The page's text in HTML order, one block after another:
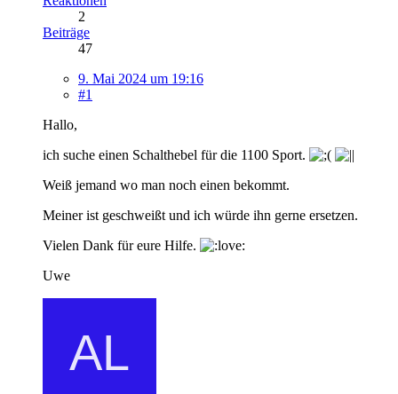
2
Beiträge
47
9. Mai 2024 um 19:16
#1
Hallo,
ich suche einen Schalthebel für die 1100 Sport.
Weiß jemand wo man noch einen bekommt.
Meiner ist geschweißt und ich würde ihn gerne ersetzen.
Vielen Dank für eure Hilfe.
Uwe